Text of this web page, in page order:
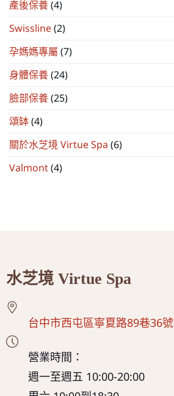
產後保養(4)
Swissline(2)
孕媽媽專屬 (7)
身體保養(24)
臉部保養(25)
頌缽(4)
關於水芝境 Virtue Spa (6)
Valmont(4)
水芝境 Virtue Spa
台中市西屯區寧夏路89巷36號
營業時間：
週一至週五 10:00-20:00